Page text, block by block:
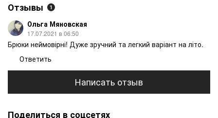
Отзывы 1
Ольга Мяновская
17.07.2021 в 06:50
Брюки неймовірні! Дуже зручний та легкий варіант на літо.
Ответить
Написать отзыв
Поделиться в соцсетях